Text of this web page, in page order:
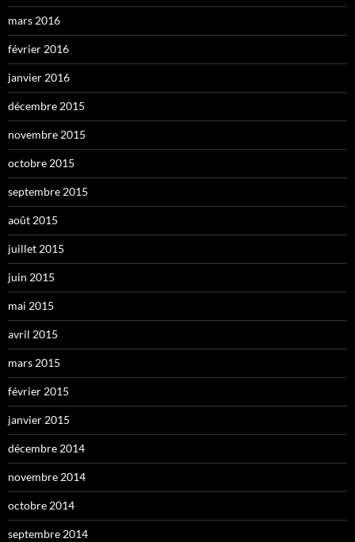
mars 2016
février 2016
janvier 2016
décembre 2015
novembre 2015
octobre 2015
septembre 2015
août 2015
juillet 2015
juin 2015
mai 2015
avril 2015
mars 2015
février 2015
janvier 2015
décembre 2014
novembre 2014
octobre 2014
septembre 2014